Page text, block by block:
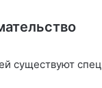
существуют